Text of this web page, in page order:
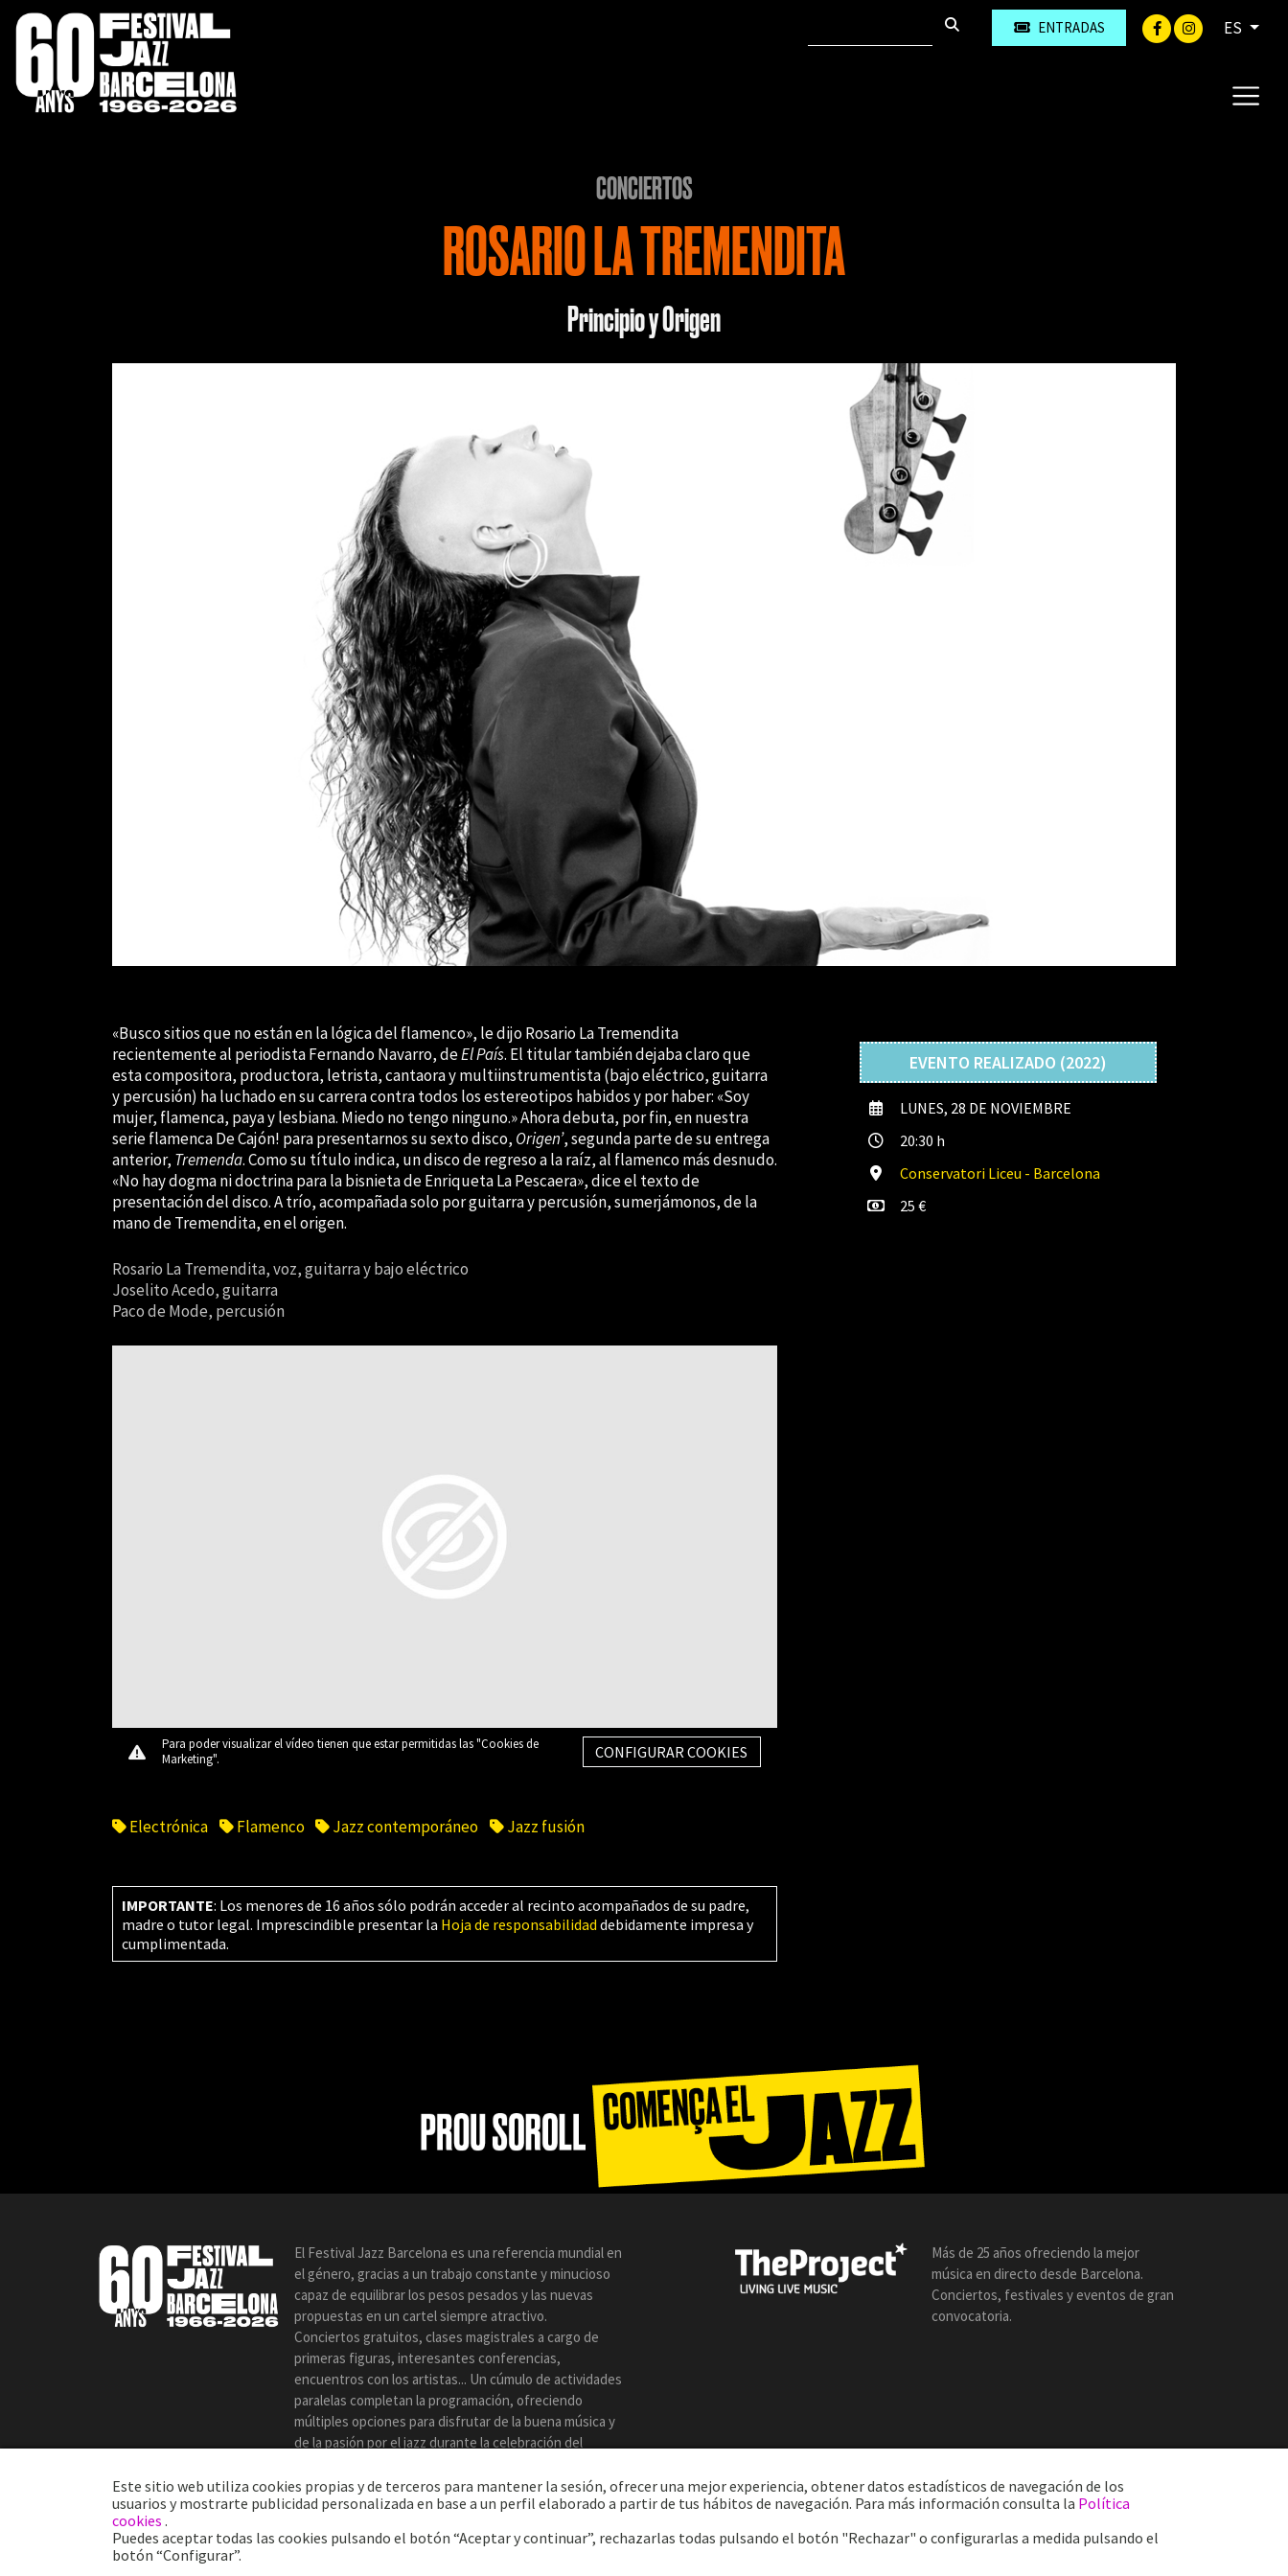
ENTRADAS ES
CONCIERTOS
ROSARIO LA TREMENDITA
Principio y Origen
EVENTO REALIZADO (2022)
LUNES, 28 DE NOVIEMBRE
20:30 h
Conservatori Liceu - Barcelona
25 €
«Busco sitios que no están en la lógica del flamenco», le dijo Rosario La Tremendita
recientemente al periodista Fernando Navarro, deEl País. El titular también dejaba claro que
esta compositora, productora, letrista, cantaora y multiinstrumentista (bajo eléctrico, guitarra
y percusión) ha luchado en su carrera contra todos los estereotipos habidos y por haber: «Soy
mujer, flamenca, paya y lesbiana. Miedo no tengo ninguno.» Ahora debuta, por fin, en nuestra
serie flamenca De Cajón! para presentarnos su sexto disco, Origen’, segunda parte de su entrega
anterior, Tremenda. Como su título indica, un disco de regreso a la raíz, al flamenco más desnudo.
«No hay dogma ni doctrina para la bisnieta de Enriqueta La Pescaera», dice el texto de
presentación del disco. A trío, acompañada solo por guitarra y percusión, sumerjámonos, de la
mano de Tremendita, en el origen.
Rosario La Tremendita, voz, guitarra y bajo eléctrico
Joselito Acedo, guitarra
Paco de Mode, percusión
Para poder visualizar el vídeo tienen que estar permitidas las "Cookies de
Marketing".
CONFIGURAR COOKIES
Electrónica Flamenco Jazz contemporáneo Jazz fusión
IMPORTANTE: Los menores de 16 años sólo podrán acceder al recinto acompañados de su padre,
madre o tutor legal. Imprescindible presentar la Hoja de responsabilidad debidamente impresa y
cumplimentada.
El Festival Jazz Barcelona es una referencia mundial en
el género, gracias a un trabajo constante y minucioso
capaz de equilibrar los pesos pesados y las nuevas
propuestas en un cartel siempre atractivo.
Conciertos gratuitos, clases magistrales a cargo de
primeras figuras, interesantes conferencias,
encuentros con los artistas... Un cúmulo de actividades
paralelas completan la programación, ofreciendo
múltiples opciones para disfrutar de la buena música y
de la pasión por el jazz durante la celebración del
Más de 25 años ofreciendo la mejor
música en directo desde Barcelona.
Conciertos, festivales y eventos de gran
convocatoria.
Este sitio web utiliza cookies propias y de terceros para mantener la sesión, ofrecer una mejor experiencia, obtener datos estadísticos de navegación de los
usuarios y mostrarte publicidad personalizada en base a un perfil elaborado a partir de tus hábitos de navegación. Para más información consulta la Política
cookies .
Puedes aceptar todas las cookies pulsando el botón “Aceptar y continuar”, rechazarlas todas pulsando el botón "Rechazar" o configurarlas a medida pulsando el
botón “Configurar”.